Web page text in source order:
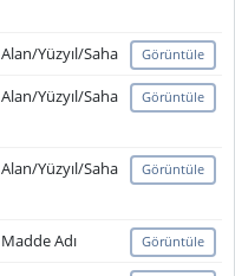
Alan/Yüzyıl/Saha Görüntüle
Alan/Yüzyıl/Saha Görüntüle
Alan/Yüzyıl/Saha Görüntüle
Madde Adı Görüntüle